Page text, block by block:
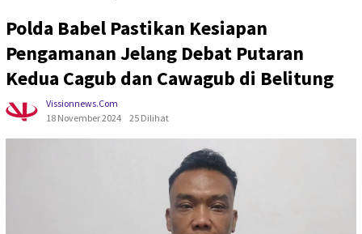
Polda Babel Pastikan Kesiapan
Pengamanan Jelang Debat Putaran
Kedua Cagub dan Cawagub di Belitung
Vissionnews.com
18 November 2024
25 Dilihat